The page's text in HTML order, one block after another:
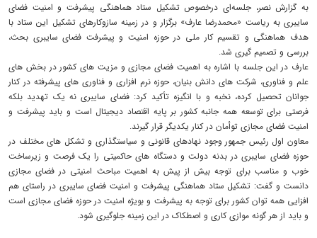
به گزارش نصر، جلسه‌ای درخصوص تشکیل ستاد هماهنگی پیشرفت و امنیت فضای
سایبری به ریاست «محمدرضا عارف» برگزار و در زمینه سازوکارهای تشکیل این ستاد با
هدف هماهنگی و تقسیم کار ملی در حوزه امنیت و پیشرفت فضای سایبری بحث،
بررسی و تصمیم گیری شد.
عارف در این جلسه با اشاره به اهمیت فضای مجازی و مزیت های کشور در بخش های
علم و فناوری، شرکت های دانش بنیان، حوزه نرم افزاری و فناوری های پیشرفته در کنار
جوانان تحصیل کرده، نخبه و با انگیزه تأکید کرد: فضای سایبری نه یک تهدید بلکه
فرصتی برای توسعه همه جانبه کشور بر پایه اقتصاد دیجیتال است و باید پیشرفت و
امنیت فضای مجازی توأمان در کنار یکدیگر قرار گیرند.
معاون اول رئیس جمهور وجود نهادهای قانونی و سیاستگذاری و تشکل های مختلف در
حوزه فضای سایبری در بدنه دولت و دستگاه های حاکمیتی را یک فرصت و زیرساخت
خوب و مناسب برای توجه بیش از پیش به اهمیت مباحث امنیتی در فضای مجازی
دانست و گفت: تشکیل ستاد هماهنگی پیشرفت و امنیت فضای سایبری در راستای هم
افزایی همه توان کشور برای توجه به پیشرفت و بویژه امنیت در حوزه فضای مجازی است
و باید از هر گونه موازی کاری و اصطکاک در این زمینه جلوگیری شود.